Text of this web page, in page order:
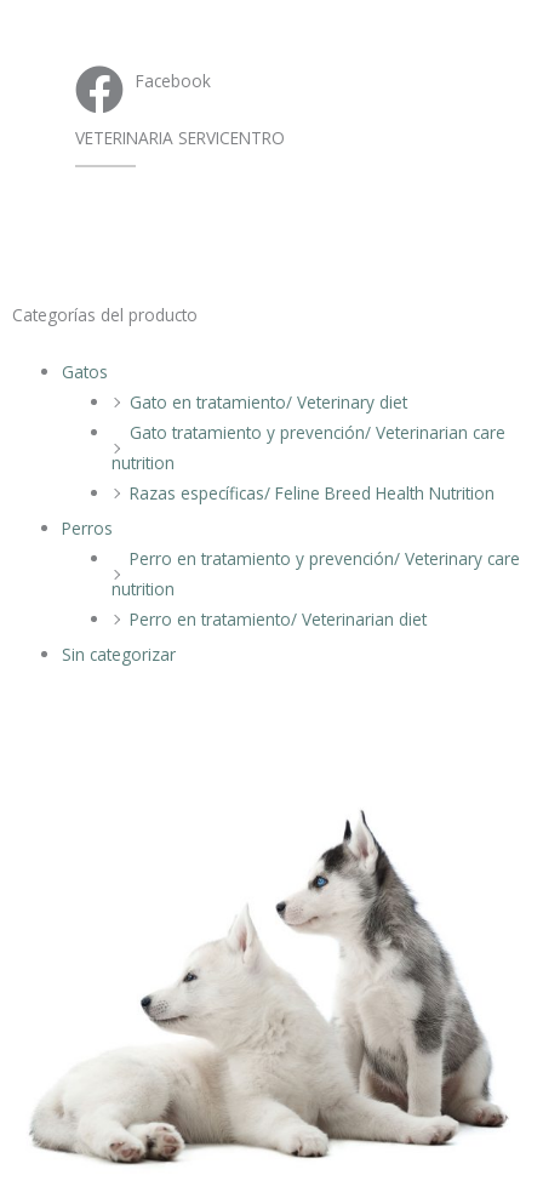
Facebook
VETERINARIA SERVICENTRO
Categorías del producto
Gatos
Gato en tratamiento/ Veterinary diet
Gato tratamiento y prevención/ Veterinarian care
nutrition
Razas específicas/ Feline Breed Health Nutrition
Perros
Perro en tratamiento y prevención/ Veterinary care
nutrition
Perro en tratamiento/ Veterinarian diet
Sin categorizar